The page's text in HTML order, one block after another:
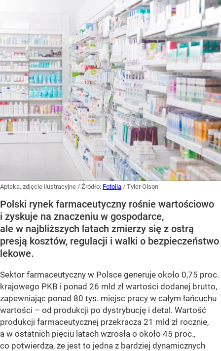
Apteka, zdjęcie ilustracyjne / Źródło: Fotolia / Tyler Olson
Polski rynek farmaceutyczny rośnie wartościowo
i zyskuje na znaczeniu w gospodarce,
ale w najbliższych latach zmierzy się z ostrą
presją kosztów, regulacji i walki o bezpieczeństwo
lekowe.
Sektor farmaceutyczny w Polsce generuje około 0,75 proc.
krajowego PKB i ponad 26 mld zł wartości dodanej brutto,
zapewniając ponad 80 tys. miejsc pracy w całym łańcuchu
wartości – od produkcji po dystrybucję i detal. Wartość
produkcji farmaceutycznej przekracza 21 mld zł rocznie,
a w ostatnich pięciu latach wzrosła o około 45 proc.,
co potwierdza, że jest to jedna z bardziej dynamicznych